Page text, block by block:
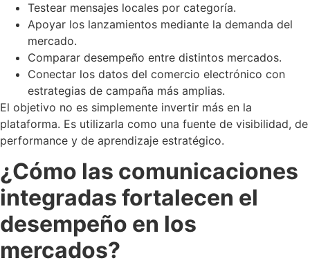
Testear mensajes locales por categoría.
Apoyar los lanzamientos mediante la demanda del
mercado.
Comparar desempeño entre distintos mercados.
Conectar los datos del comercio electrónico con
estrategias de campaña más amplias.
El objetivo no es simplemente invertir más en la
plataforma. Es utilizarla como una fuente de visibilidad, de
performance y de aprendizaje estratégico.
¿Cómo las comunicaciones
integradas fortalecen el
desempeño en los
mercados?